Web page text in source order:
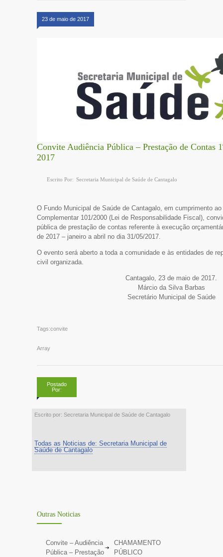
23 de maio de 2017
Convite Audiência Pública – Prestação de Contas
2017
Escrito Por: Secretaria Municipal de Saúde de Cantagalo
O Fundo Municipal de Saúde de Cantagalo, em cumprimento
Complementar 101/2000 (Lei de Responsabilidade Fiscal),
pública de prestação de contas referente à execução
de 2017 – janeiro a abril no dia 31/05/2017.
O evento será aberto a toda a comunidade e às entidades de
civil organizada.
Cantagalo, 23 de maio de 2017.
Márcio da Silva Barbas
Secretário Municipal de Saúde
Tags:convite
Array
Postado
Por:
Escrito por: Secretaria Municipal de Saúde de Cantagalo
Todas as Noticias de: Secretaria Municipal de
Saúde de Cantagalo
Outras Noticias
Convite – Audiência
Pública – Prestação
CHAMAMENTO
PÚBLICO